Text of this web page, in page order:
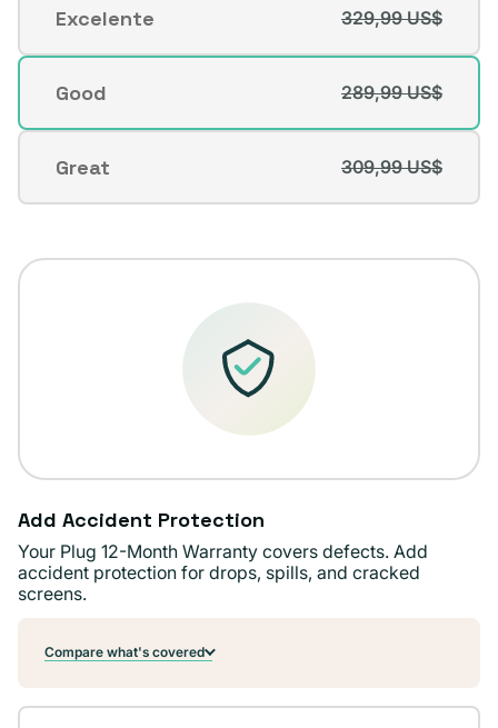
Excelente
Variante
agotada
o
no
disponible
329,99 US$
Good
Variante
agotada
o
no
disponible
289,99 US$
Great
Variante
agotada
no
309,99 US$
Add Accident Protection
Your Plug 12-Month Warranty covers defects. Add
accident protection for drops, spills, and cracked
screens.
Compare what's covered